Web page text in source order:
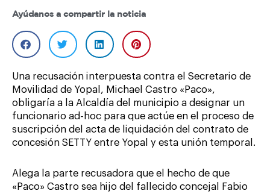
Ayúdanos a compartir la noticia
Una recusación interpuesta contra el Secretario de
Movilidad de Yopal, Michael Castro «Paco»,
obligaría a la Alcaldía del municipio a designar un
funcionario ad-hoc para que actúe en el proceso de
suscripción del acta de liquidación del contrato de
concesión SETTY entre Yopal y esta unión temporal.
Alega la parte recusadora que el hecho de que
«Paco» Castro sea hijo del fallecido concejal Fabio